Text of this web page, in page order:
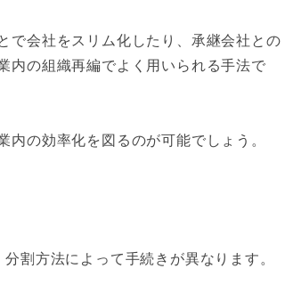
で会社をスリム化したり、承継会社との
内の組織再編でよく用いられる手法で
の効率化を図るのが可能でしょう。
割方法によって手続きが異なります。